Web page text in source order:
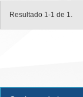
Resultado 1-1 de 1.